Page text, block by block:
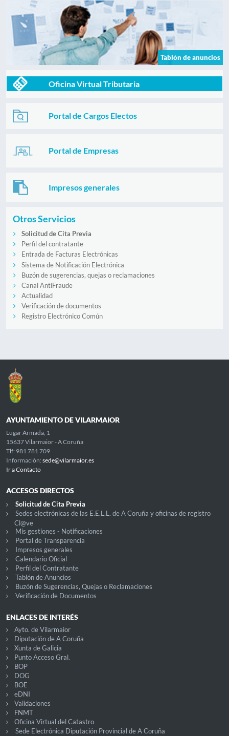
Tablón de anuncios
Oficina Virtual Tributaria
Portal de Cargos Electos
Portal de Empresas
Impresos generales
Otros Servicios
Solicitud de Cita Previa
Perfil del contratante
Entrada de Facturas Electrónicas
Sistema de Notificación Electrónica
Buzón de sugerencias, quejas o reclamaciones
Canal AntiFraude
Actualidad
Verificación de documentos
Registro Electrónico Común
AYUNTAMIENTO DE VILARMAIOR
Lugar Armada, 1
15637 Vilarmaior - A Coruña
Tlf: 981 781 709
Información: sede@vilarmaior.es
Ir a Contacto
ACCESOS DIRECTOS
Solicitud de Cita Previa
Sedes electrónicas de las E.E.L.L. de A Coruña y oficinas de registro
Cl@ve
Mis gestiones - Notificaciones
Portal de Transparencia
Impresos generales
Calendario Oficial
Perfil del Contratante
Tablón de Anuncios
Buzón de Sugerencias, Quejas o Reclamaciones
Verificación de Documentos
ENLACES DE INTERÉS
Ayto. de Vilarmaior
Diputación de A Coruña
Xunta de Galicia
Punto Acceso Gral.
BOP
DOG
BOE
eDNI
Validaciones
FNMT
Oficina Virtual del Catastro
Sede Electrónica Diputación Provincial de A Coruña